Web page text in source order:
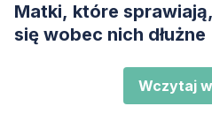
Matki, które
się wobec nich dłużne
Wczytaj